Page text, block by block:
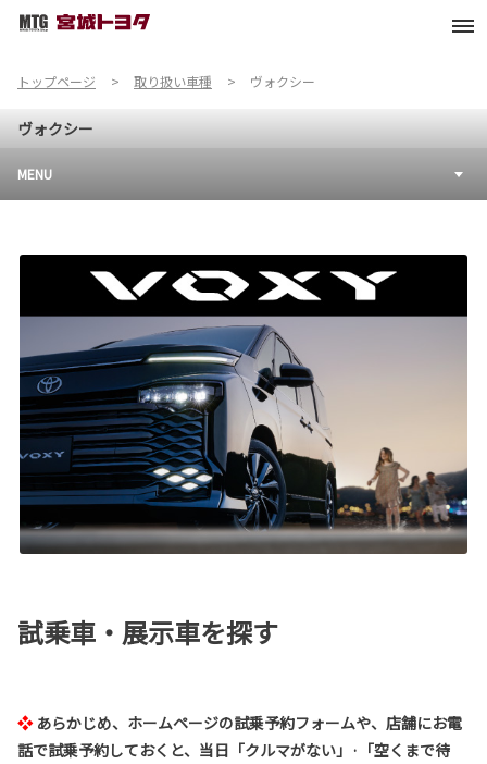
トップページ 取り扱い車種 ヴォクシー
ヴォクシー
MENU
試乗車・展示車を探す
❖ あらかじめ、ホームページの試乗予約フォームや、店舗にお電
話で試乗予約しておくと、当日「クルマがない」·「空くまで待